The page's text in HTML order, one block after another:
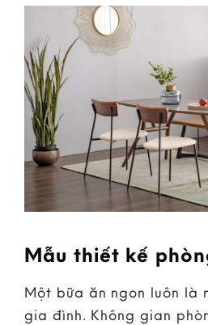
Mẫu thiết kế
Một bữa ăn ngon luôn là
gia đình. Không gian